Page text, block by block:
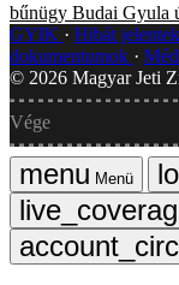
bűnügy Budai Gyula
GYIK
Hibát jelentek
dokumentumok
© 2026 Magyar Jeti
Vége
Menü